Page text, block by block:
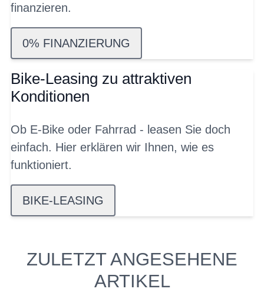
finanzieren.
0% FINANZIERUNG
Bike-Leasing zu attraktiven
Konditionen
Ob E-Bike oder Fahrrad - leasen Sie doch
einfach. Hier erklären wir Ihnen, wie es
funktioniert.
BIKE-LEASING
ZULETZT ANGESEHENE
ARTIKEL